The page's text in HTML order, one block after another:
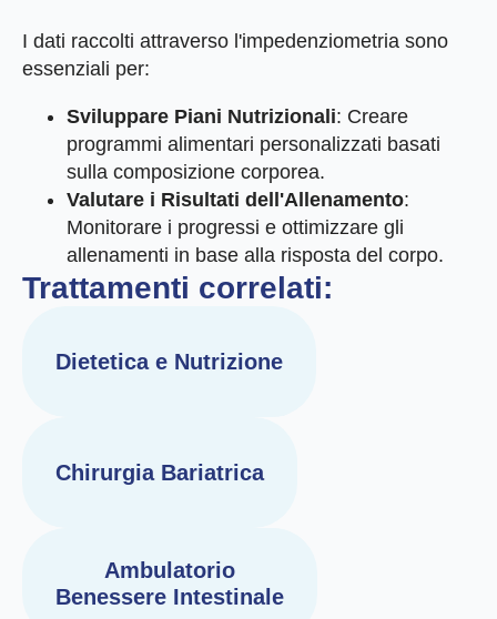
I dati raccolti attraverso l'impedenziometria sono
essenziali per:
Sviluppare Piani Nutrizionali: Creare
programmi alimentari personalizzati basati
sulla composizione corporea.
Valutare i Risultati dell'Allenamento:
Monitorare i progressi e ottimizzare gli
allenamenti in base alla risposta del corpo.
Trattamenti correlati:
Dietetica e Nutrizione
Chirurgia Bariatrica
Ambulatorio
Benessere Intestinale